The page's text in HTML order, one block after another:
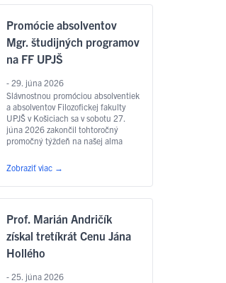
Promócie absolventov
Mgr. študijných programov
na FF UPJŠ
- 29. júna 2026
Slávnostnou promóciou absolventiek
a absolventov Filozofickej fakulty
UPJŠ v Košiciach sa v sobotu 27.
júna 2026 zakončil tohtoročný
promočný týždeň na našej alma
Aule Lekárskej fakulty UPJŠ na Tr.
SNP – o 9.00 hod. sa uskutočnili
promócie absolventov študijných
programov anglický jazyk pre
slovakisticko-mediálne štúdiá,
filozofia, sociálna práca …
Čítať
ďalej
Zobraziť viac →
Prof. Marián Andričík
získal tretíkrát Cenu Jána
Hollého
- 25. júna 2026